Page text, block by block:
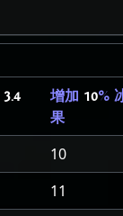
3.4
增加 10%
果
10
11